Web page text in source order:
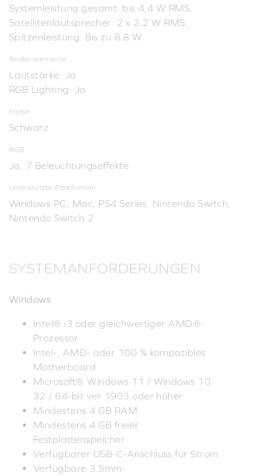
Systemleistung gesamt: bis 4,4 W RMS,
Satellitenlautsprecher: 2 x 2.2 W RMS,
Spitzenleistung: Bis zu 8.8 W
Bedienelemente
Lautstärke: Ja
RGB Lighting: Ja
Farbe
Schwarz
RGB
Ja, 7 Beleuchtungseffekte
Unterstützte Plattformen
Windows PC, Mac, PS4 Series, Nintendo Switch,
Nintendo Switch 2
SYSTEMANFORDERUNGEN
Windows
Intel® i3 oder gleichwertiger AMD®-
Prozessor
Intel-, AMD- oder 100 % kompatibles
Motherboard
Microsoft® Windows 11 / Windows 10
32 / 64-bit ver 1903 oder höher
Mindestens 4 GB RAM
Mindestens 4 GB freier
Festplattenspeicher
Verfügbarer USB-C-Anschluss für Strom
Verfügbare 3.5mm-